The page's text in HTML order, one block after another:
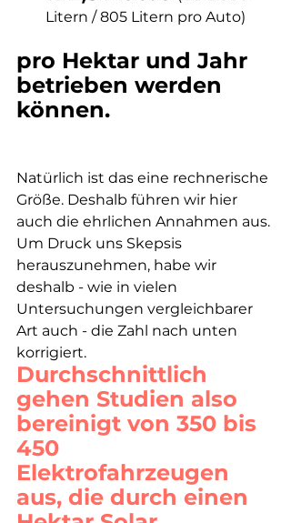
Litern / 805 Litern pro Auto)
pro Hektar und Jahr
betrieben werden
können.
Natürlich ist das eine rechnerische
Größe. Deshalb führen wir hier
auch die ehrlichen Annahmen aus.
Um Druck uns Skepsis
herauszunehmen, habe wir
deshalb - wie in vielen
Untersuchungen vergleichbarer
Art auch - die Zahl nach unten
korrigiert.
Durchschnittlich
gehen Studien also
bereinigt von 350 bis
450
Elektrofahrzeugen
aus, die durch einen